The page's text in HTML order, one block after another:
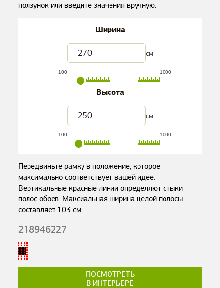
ползунок или введите значения вручную.
Ширина
см
100 1000
Высота
см
100 1000
Передвиньте рамку в положение, которое
максимально соответствует вашей идее.
Вертикальные красные линии определяют стыки
полос обоев. Максиальная ширина целой полосы
составляет 103 см.
218946227
ПОСМОТРЕТЬ
В ИНТЕРЬЕРЕ